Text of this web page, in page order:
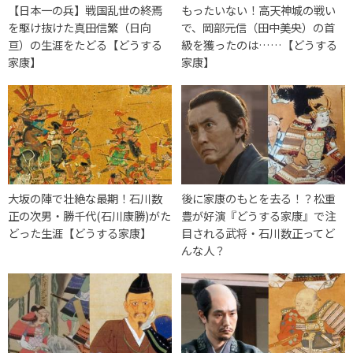
【日本一の兵】戦国乱世の終焉
を駆け抜けた真田信繁（日向
亘）の生涯をたどる【どうする
家康】
もったいない！高天神城の戦い
で、岡部元信（田中美央）の首
級を獲ったのは……【どうする
家康】
大坂の陣で壮絶な最期！石川数
正の次男・勝千代(石川康勝)がた
どった生涯【どうする家康】
後に家康のもとを去る！？松重
豊が好演『どうする家康』で注
目される武将・石川数正ってど
んな人？